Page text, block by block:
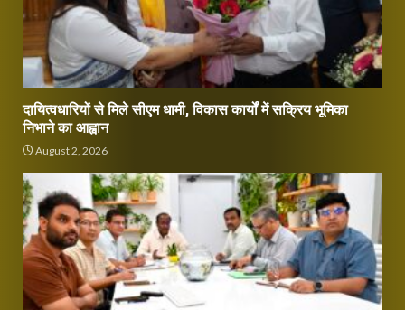
दायित्वधारियों से मिले सीएम धामी, विकास कार्यों में सक्रिय भूमिका
निभाने का आह्वान
August 2, 2026